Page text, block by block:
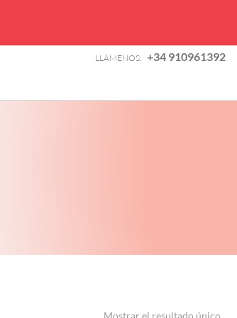
LLÁMENOS: +34 910961392
Mostrar el resultado único